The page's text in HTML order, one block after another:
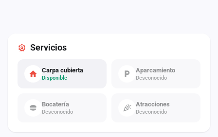
Servicios
Carpa cubierta
Disponible
Aparcamiento
Desconocido
Bocatería
Desconocido
Atracciones
Desconocido